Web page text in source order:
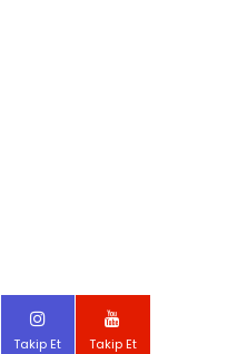
Takip Et Takip Et